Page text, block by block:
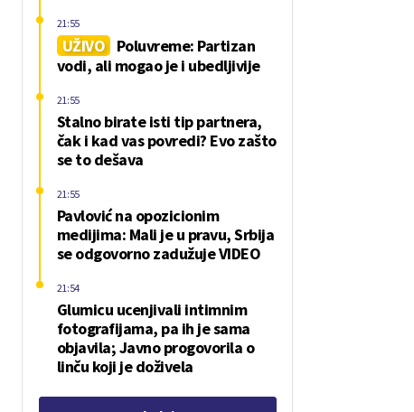
UŽIVO
Poluvreme: Partizan
vodi, ali mogao je i ubedljivije
21:55
Stalno birate isti tip partnera,
čak i kad vas povredi? Evo zašto
se to dešava
21:55
Pavlović na opozicionim
medijima: Mali je u pravu, Srbija
se odgovorno zadužuje VIDEO
21:55
Glumicu ucenjivali intimnim
fotografijama, pa ih je sama
objavila; Javno progovorila o
linču koji je doživela
21:54